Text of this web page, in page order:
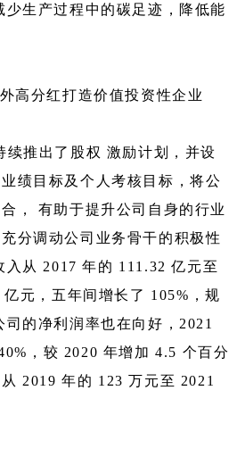
生产过程中的碳足迹，降低能
高分红打造价值投资性企业
续推出了股权 激励计划，并设
绩目标及个人考核目标，将公
， 有助于提升公司自身的行业
分调动公司业务骨干的积极性
入从 2017 年的 111.32 亿元至
元，五年间增长了 105%，规
的净利润率也在向好，2021
，较 2020 年增加 4.5 个百分
2019 年的 123 万元至 2021